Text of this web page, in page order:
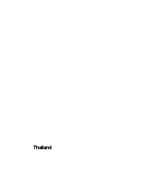
Thailand